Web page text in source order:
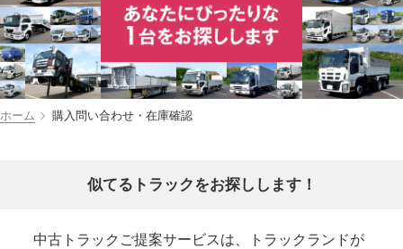
ホーム 購入問い合わせ・在庫確認
似てるトラックをお探しします！
中古トラックご提案サービスは、トラックランドが